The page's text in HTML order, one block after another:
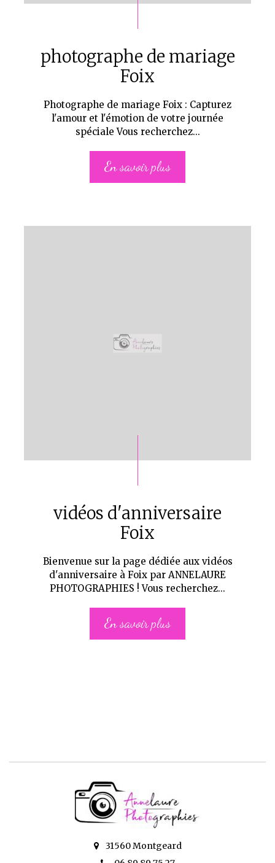
photographe de mariage
Foix
Photographe de mariage Foix : Capturez
l'amour et l'émotion de votre journée
spéciale Vous recherchez...
En savoir plus
vidéos d'anniversaire
Foix
Bienvenue sur la page dédiée aux vidéos
d'anniversaire à Foix par ANNELAURE
PHOTOGRAPHIES ! Vous recherchez...
En savoir plus
31560 Montgeard